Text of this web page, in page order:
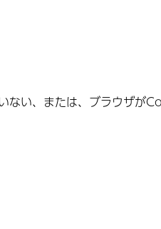
ない、または、ブラウザが